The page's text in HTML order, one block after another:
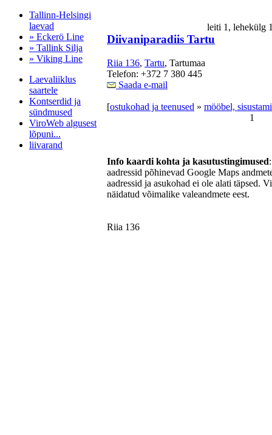
Tallinn-Helsingi
laevad
» Eckerö Line
» Tallink Silja
» Viking Line
Laevaliiklus
saartele
Kontserdid ja
sündmused
ViroWeb algusest
lõpuni...
liivarand
leiti 1,
Diivaniparadiis Tartu
Riia 136, Tartu, Tartumaa
Telefon: +372 7 380 445
Saada e-mail
[ostukohad ja teenused » mööbel,
1
Info kaardi kohta ja kasutustingimused
aadressid põhinevad Google Maps
aadressid ja asukohad ei ole alati täpsed.
näidatud võimalike valeandmete eest.
Riia 136